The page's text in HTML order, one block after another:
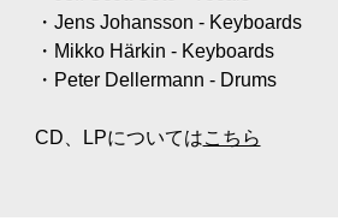
・Jens Johansson - Keyboards
・Mikko Härkin - Keyboards
・Peter Dellermann - Drums
CD、LPについてはこちら